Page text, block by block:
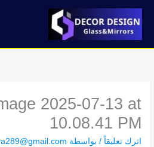
المحتوى
2025-07-13 at
10.08.41 PM
اترك تعليقاً / بواسطة